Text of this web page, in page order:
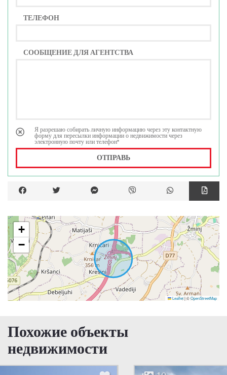
ТЕЛЕФОН
СООБЩЕНИЕ ДЛЯ АГЕНТСТВА
Я разрешаю собирать личную информацию через эту контактную
форму для пересылки информации о недвижимости через
электронную почту или телефон*
ОТПРАВЬ
+
−
Leaflet|©OpenStreetMap
Похожие объекты
недвижимости